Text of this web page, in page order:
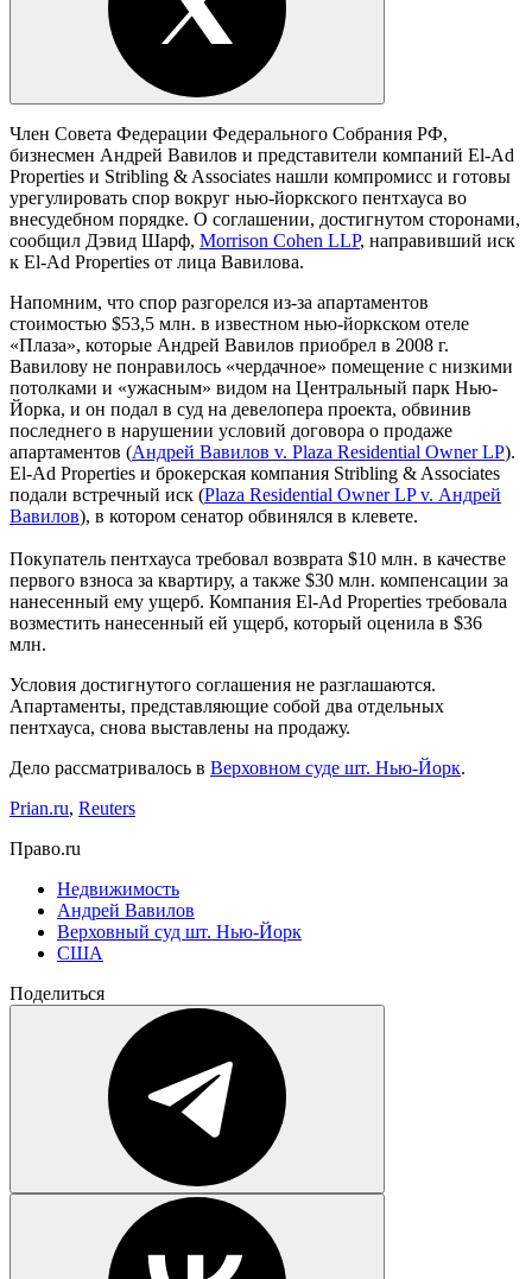
Член Совета Федерации Федерального Собрания РФ,
бизнесмен Андрей Вавилов и представители компаний El-Ad
Properties и Stribling & Associates нашли компромисс и готовы
урегулировать спор вокруг нью-йоркского пентхауса во
внесудебном порядке. О соглашении, достигнутом сторонами,
сообщил Дэвид Шарф, Morrison Cohen LLP, направивший иск
к El-Ad Properties от лица Вавилова.
Напомним, что спор разгорелся из-за апартаментов
стоимостью $53,5 млн. в известном нью-йоркском отеле
«Плаза», которые Андрей Вавилов приобрел в 2008 г.
Вавилову не понравилось «чердачное» помещение с низкими
потолками и «ужасным» видом на Центральный парк Нью-
Йорка, и он подал в суд на девелопера проекта, обвинив
последнего в нарушении условий договора о продаже
апартаментов (Андрей Вавилов v. Plaza Residential Owner LP).
El-Ad Properties и брокерская компания Stribling & Associates
подали встречный иск (Plaza Residential Owner LP v. Андрей
Вавилов), в котором сенатор обвинялся в клевете.
Покупатель пентхауса требовал возврата $10 млн. в качестве
первого взноса за квартиру, а также $30 млн. компенсации за
нанесенный ему ущерб. Компания El-Ad Properties требовала
возместить нанесенный ей ущерб, который оценила в $36
млн.
Условия достигнутого соглашения не разглашаются.
Апартаменты, представляющие собой два отдельных
пентхауса, снова выставлены на продажу.
Дело рассматривалось в Верховном суде шт. Нью-Йорк.
Prian.ru, Reuters
Право.ru
Недвижимость
Андрей Вавилов
Верховный суд шт. Нью-Йорк
США
Поделиться